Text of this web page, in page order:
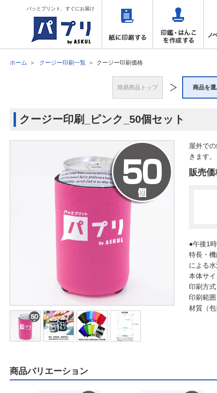
パッとプリント、すぐにお届け
ホーム クージー印刷一覧 クージー印刷価格
簡易商品トップ 商品を
クージー印刷_ピンク_50個セット
屋外で
きます
販売価
●午後1
特長・
による
本体サ
印刷方
印刷範
材質（
商品バリエーション